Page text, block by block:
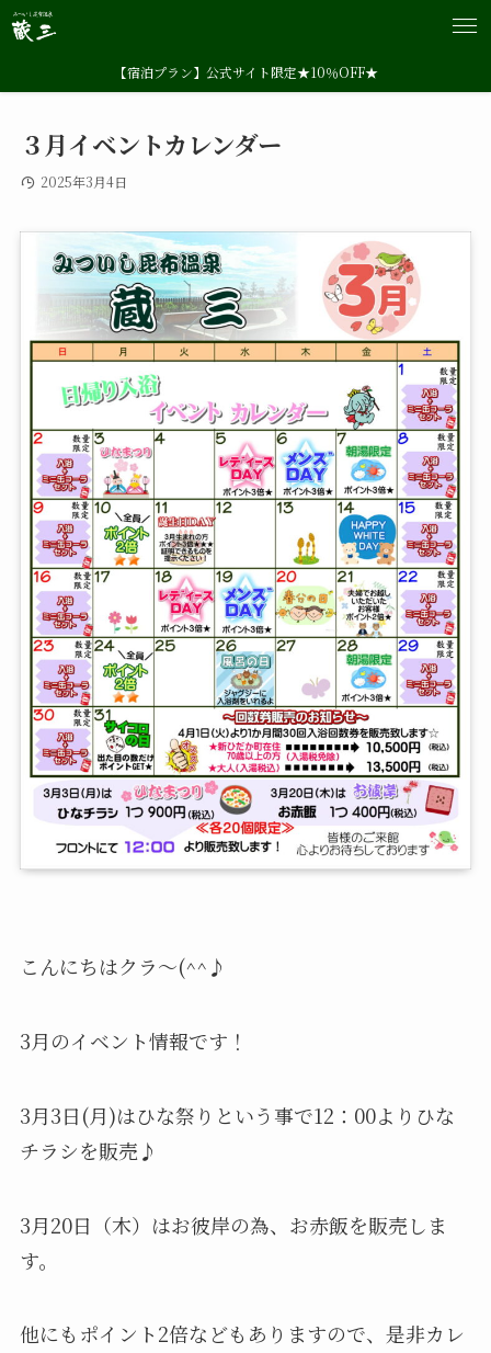
【宿泊プラン】公式サイト限定★10％OFF★
３月イベントカレンダー
2025年3月4日
こんにちはクラ～(^^♪
3月のイベント情報です！
3月3日(月)はひな祭りという事で12：00よりひな
チラシを販売♪
3月20日（木）はお彼岸の為、お赤飯を販売しま
す。
他にもポイント2倍などもありますので、是非カレ